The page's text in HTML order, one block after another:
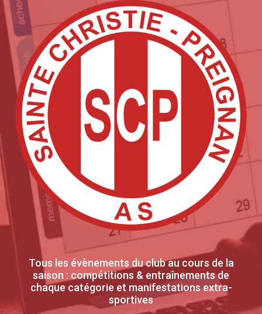
Tous les évènements du club au cours de la
saison : compétitions & entraînements de
chaque catégorie et manifestations extra-
sportives